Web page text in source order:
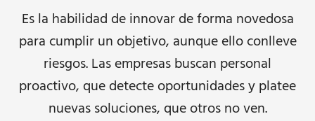
Es la habilidad de innovar de forma novedosa
para cumplir un objetivo, aunque ello conlleve
riesgos. Las empresas buscan personal
proactivo, que detecte oportunidades y platee
nuevas soluciones, que otros no ven.